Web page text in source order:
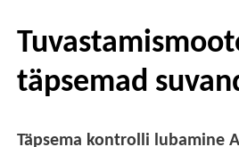
täpsemad
Täpsema kontrolli lubamine